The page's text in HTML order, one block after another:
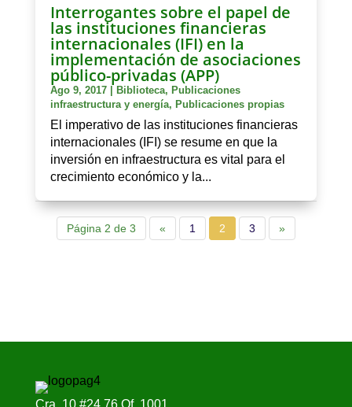
Interrogantes sobre el papel de
las instituciones financieras
internacionales (IFI) en la
implementación de asociaciones
público-privadas (APP)
Ago 9, 2017| Biblioteca, Publicaciones
infraestructura y energía, Publicaciones propias
El imperativo de las instituciones financieras
internacionales (IFI) se resume en que la
inversión en infraestructura es vital para el
crecimiento económico y la...
Página 2 de 3 « 1 2 3 »
Cra. 10 #24 76 Of. 1001,